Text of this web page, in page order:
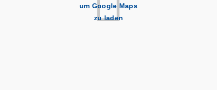
um Google Maps
zu laden